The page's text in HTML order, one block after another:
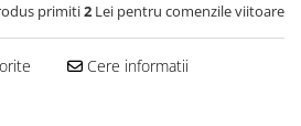
primiti2 Lei pentru comenzile viitoare
Cere informatii